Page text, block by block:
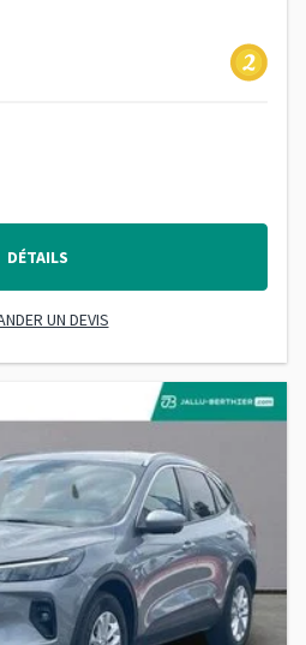
DÉTAILS
UN DEVIS